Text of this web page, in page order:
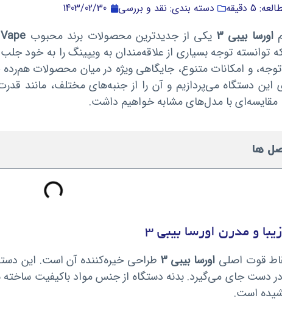
5 دقیقه دسته بندی: نقد و بررسی 1403/02/30
اورسا بیبی 3 یکی از جدیدترین محصولات برند محبوب
توانسته توجه بسیاری از علاقه‌مندان به ویپینگ را به خود
و امکانات متنوع، جایگاهی ویژه در میان محصولات
این دستگاه می‌پردازیم و آن را از جنبه‌های مختلف، مانند
با مدل‌های مشابه خواهیم داشت.
ها
و مدرن اورسا بیبی 3
قوت اصلی اورسا بیبی 3
طراحی خیره‌کننده آن است. این
دست جای می‌گیرد. بدنه دستگاه از جنس مواد باکیفیت
است.